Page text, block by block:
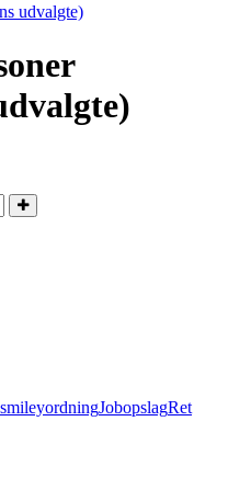
udvalgte)
JobopslagRet